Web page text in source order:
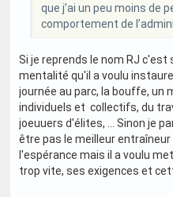
que j’ai un peu moins de
comportement de
Si je reprends le nom RJ
mentalité qu'il a voulu
journée au parc, la bouffe,
individuels et collectifs, du
joeuuers d'élites, ... Sinon je
être pas le meilleur entraîneur
l'espérance mais il a voulu
trop vite, ses exigences et